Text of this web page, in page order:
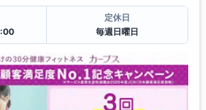
定休日
毎週日曜日